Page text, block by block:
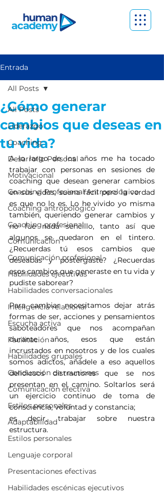
Entrada
All Posts
Liderazgo
Coaching
Desarrollo Personal
Motivacional
Coaching Profesional Antropológico
Coaching antropológico
Coaching profesional
Comunicación
Comunicación profesional
Habilidades ejecutivas
Habilidades conversacionales
Inteligencia relacional
Escucha activa
Facilitación
Habilidades grupales
Conducción de reuniones
Comunicación efectiva
Estilos personales
Adaptabilidad
Estilos personales
Lenguaje corporal
Presentaciones efectivas
Habilidades escénicas ejecutivos
All Posts
¿Cómo generar
cambios que deseas en
tu vida?
A lo largo de los años me ha tocado
trabajar con personas en sesiones de
coaching que desean generar cambios
en sus vidas, suena fácil pero la verdad
es que no lo es. Lo he vivido yo misma
también, queriendo generar cambios y
no fue nada sencillo, tanto así que
algunos se quedaron en el tintero.
¿Recuerdas tú esos cambios que
deseabas y postergaste? ¿Recuerdas
esos cambios que generaste en tu vida y
pudiste saborear?
Para cambiar necesitamos dejar atrás
formas de ser, acciones y pensamientos
saboteadores que nos acompañan
durante años, esos que están
incrustados en nosotros y de los cuales
somos adictos, añádele a eso aquellos
deliciosos distractores que se nos
presentan en el camino. Soltarlos será
un ejercicio continuo de toma de
consciencia, voluntad y constancia;
es decir, trabajar sobre nuestra
estructura.